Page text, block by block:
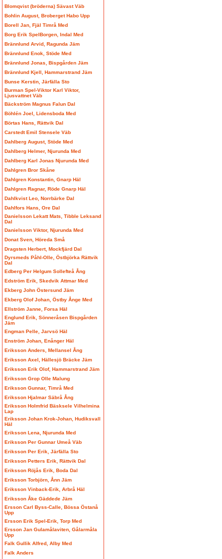
Blomqvist (bröderna) Sävast Väb
Bohlin August, Broberget Habo Upp
Borell Jan, Fjäl Timrå Med
Borg Erik SpelBorgen, Indal Med
Brännlund Arvid, Ragunda Jäm
Brännlund Enok, Stöde Med
Brännlund Jonas, Bispgården Jäm
Brännlund Kjell, Hammarstrand Jäm
Bunse Kerstin, Järfälla Sto
Burman Spel-Viktor Karl Viktor,
Ljusvattnet Väb
Bäckström Magnus Falun Dal
Böhlén Joel, Lidensboda Med
Börtas Hans, Rättvik Dal
Carstedt Emil Stensele Väb
Dahlberg August, Stöde Med
Dahlberg Helmer, Njurunda Med
Dahlberg Karl Jonas Njurunda Med
Dahlgren Bror Skåne
Dahlgren Konstantin, Gnarp Häl
Dahlgren Ragnar, Röde Gnarp Häl
Dahlkvist Leo, Norrbärke Dal
Dahlfors Hans, Ore Dal
Danielsson Lekatt Mats, Tibble Leksand
Dal
Danielsson Viktor, Njurunda Med
Donat Sven, Höreda Små
Dragsten Herbert, Mockfjärd Dal
Dyrsmeds Påhl-Olle, Östbjörka Rättvik
Dal
Edberg Per Helgum Sollefteå Ång
Edström Erik, Skedvik Attmar Med
Ekberg John Östersund Jäm
Ekberg Olof Johan, Östby Ånge Med
Ellström Janne, Forsa Häl
Englund Erik, Sönneråsen Bispgården
Jäm
Engman Pelle, Jarvsö Häl
Enström Johan, Enånger Häl
Eriksson Anders, Mellansel Ång
Eriksson Axel, Hällesjö Bräcke Jäm
Eriksson Erik Olof, Hammarstrand Jäm
Eriksson Grop Olle Malung
Eriksson Gunnar, Timrå Med
Eriksson Hjalmar Säbrå Ång
Eriksson Holmfrid Bäsksele Vilhelmina
Lap
Eriksson Johan Krok-Johan, Hudiksvall
Häl
Eriksson Lena, Njurunda Med
Eriksson Per Gunnar Umeå Väb
Eriksson Per Erik, Järfälla Sto
Eriksson Petters Erik, Rättvik Dal
Eriksson Röjås Erik, Boda Dal
Eriksson Torbjörn, Ånn Jäm
Eriksson Vinback-Erik, Arbrå Häl
Eriksson Åke Gäddede Jäm
Ersson Carl Byss-Calle, Bössa Östanå
Upp
Ersson Erik Spel-Erik, Torp Med
Ersson Jan Gulamålaviten, Gålarmåla
Upp
Falk Gullik Alfred, Alby Med
Falk Anders